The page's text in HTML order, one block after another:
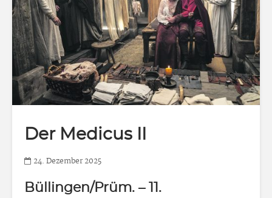
Der Medicus II
24. Dezember 2025
Büllingen/Prüm. – 11.